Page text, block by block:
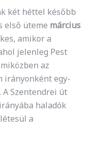
két héttel később
első üteme március
amikor a
jelenleg Pest
az
irányonként egy-
A Szentendrei út
haladók
a